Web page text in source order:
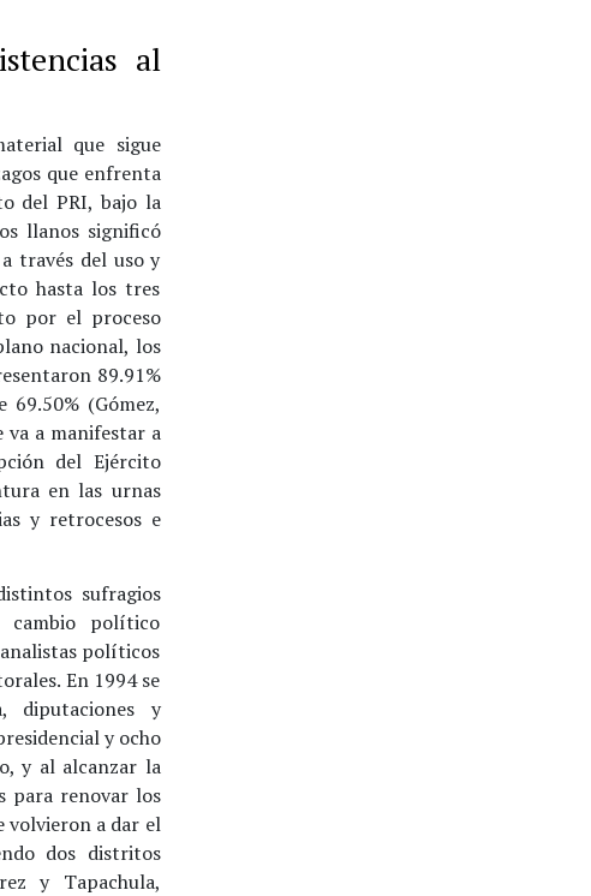
al
que sigue
que enfrenta
del PRI, bajo la
llanos significó
través del uso y
hasta los tres
por el proceso
nacional, los
89.91%
(Gómez,
va a manifestar a
del Ejército
en las urnas
y retrocesos e
sufragios
cambio político
políticos
En 1994 se
diputaciones y
y ocho
y al alcanzar la
para renovar los
volvieron a dar el
dos distritos
y Tapachula,